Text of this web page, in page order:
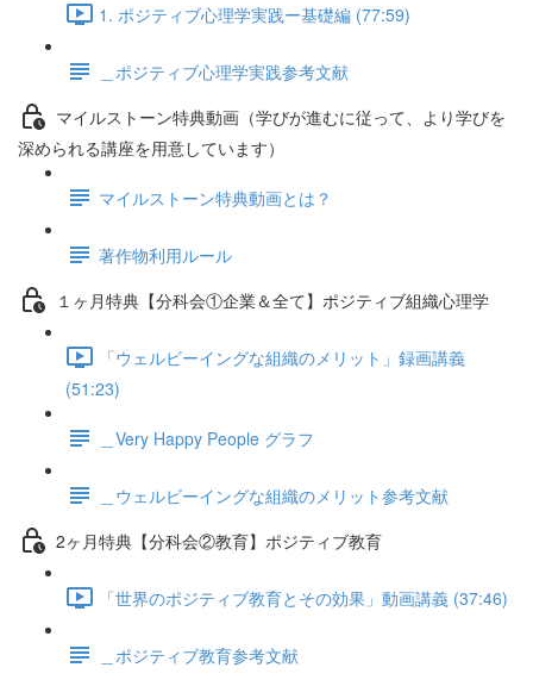
1. ポジティブ心理学実践ー基礎編 (77:59)
＿ポジティブ心理学実践参考文献
マイルストーン特典動画（学びが進むに従って、より学びを
深められる講座を用意しています）
マイルストーン特典動画とは？
著作物利用ルール
１ヶ月特典【分科会①企業＆全て】ポジティブ組織心理学
「ウェルビーイングな組織のメリット」録画講義
(51:23)
＿Very Happy People グラフ
＿ウェルビーイングな組織のメリット参考文献
2ヶ月特典【分科会②教育】ポジティブ教育
「世界のポジティブ教育とその効果」動画講義 (37:46)
＿ポジティブ教育参考文献